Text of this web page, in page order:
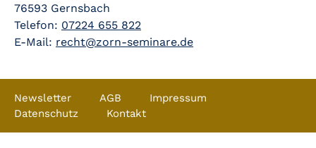
76593 Gernsbach
Telefon: 07224 655 822
E-Mail: recht@zorn-seminare.de
Newsletter AGB
Impressum
Datenschutz
Kontakt